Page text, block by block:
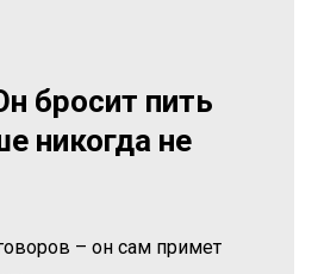
бросит пить
никогда не
– он сам примет